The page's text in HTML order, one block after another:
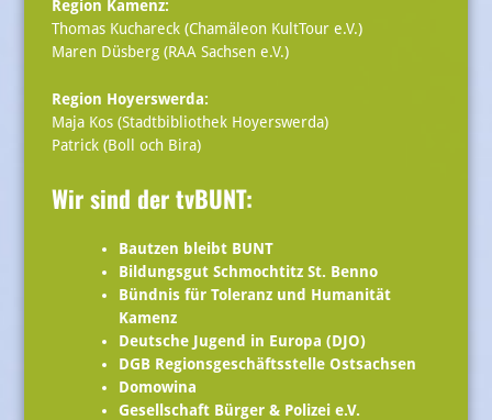
Region Kamenz:
Thomas Kuchareck (Chamäleon KultTour e.V.)
Maren Düsberg (RAA Sachsen e.V.)
Region Hoyerswerda:
Maja Kos (Stadtbibliothek Hoyerswerda)
Patrick (Boll och Bira)
Wir sind der tvBUNT:
Bautzen bleibt BUNT
Bildungsgut Schmochtitz St. Benno
Bündnis für Toleranz und Humanität
Kamenz
Deutsche Jugend in Europa (DJO)
DGB Regionsgeschäftsstelle Ostsachsen
Domowina
Gesellschaft Bürger & Polizei e.V.